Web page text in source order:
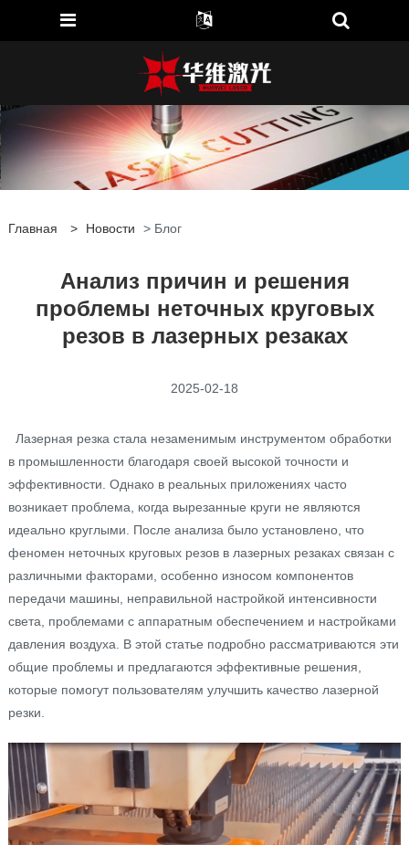
Главная > Новости > Блог
Анализ причин и решения
проблемы неточных круговых
резов в лазерных резаках
2025-02-18
Лазерная резка стала незаменимым инструментом обработки
в промышленности благодаря своей высокой точности и
эффективности. Однако в реальных приложениях часто
возникает проблема, когда вырезанные круги не являются
идеально круглыми. После анализа было установлено, что
феномен неточных круговых резов в лазерных резаках связан с
различными факторами, особенно износом компонентов
передачи машины, неправильной настройкой интенсивности
света, проблемами с аппаратным обеспечением и настройками
давления воздуха. В этой статье подробно рассматриваются эти
общие проблемы и предлагаются эффективные решения,
которые помогут пользователям улучшить качество лазерной
резки.